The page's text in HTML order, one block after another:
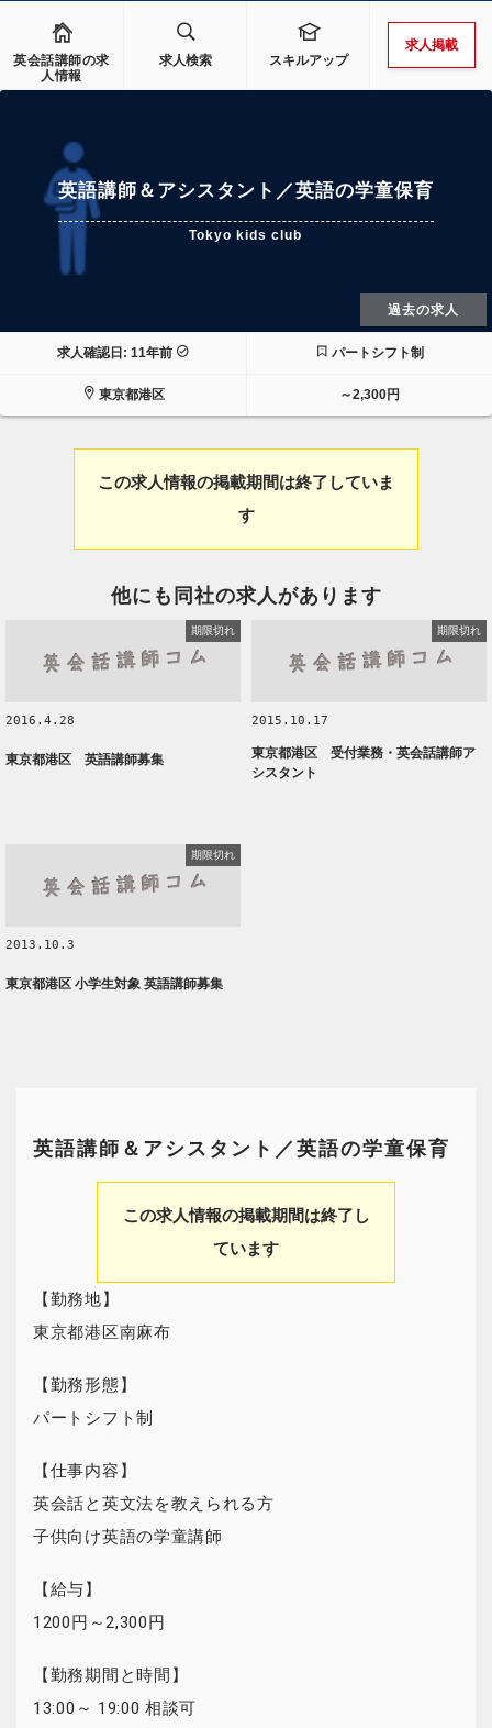
英会話講師の求
人情報
求人検索 スキルアップ
求人掲載
英語講師＆アシスタント／英語の学童保育
Tokyo kids club
過去の求人
求人確認日: 11年前 パートシフト制
東京都港区 ～2,300円
この求人情報の掲載期間は終了していま
す
他にも同社の求人があります
期限切れ
2016.4.28
東京都港区 英語講師募集
期限切れ
2015.10.17
東京都港区 受付業務・英会話講師ア
シスタント
期限切れ
2013.10.3
東京都港区 小学生対象 英語講師募集
英語講師＆アシスタント／英語の学童保育
この求人情報の掲載期間は終了し
ています
【勤務地】
東京都港区南麻布
【勤務形態】
パートシフト制
【仕事内容】
英会話と英文法を教えられる方
子供向け英語の学童講師
【給与】
1200円～2,300円
【勤務期間と時間】
13:00～ 19:00 相談可